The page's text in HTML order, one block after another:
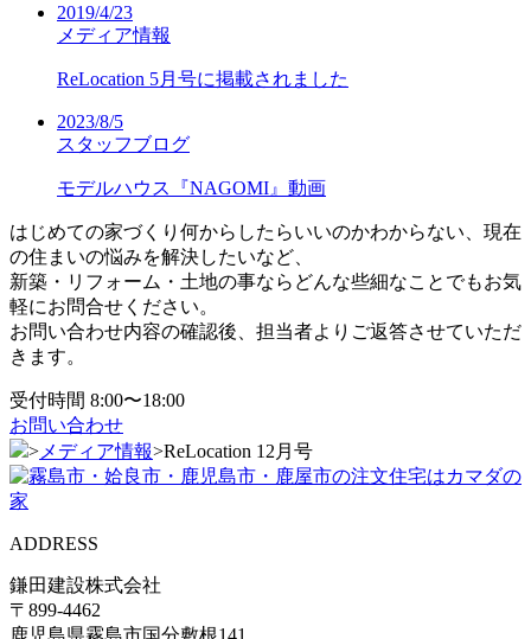
2019/4/23
メディア情報
ReLocation 5月号に掲載されました
2023/8/5
スタッフブログ
モデルハウス『NAGOMI』動画
はじめての家づくり何からしたらいいのかわからない、現在
の住まいの悩みを解決したいなど、
新築・リフォーム・土地の事ならどんな些細なことでもお気
軽にお問合せください。
お問い合わせ内容の確認後、担当者よりご返答させていただ
きます。
受付時間 8:00〜18:00
お問い合わせ
> メディア情報>ReLocation 12月号
ADDRESS
鎌田建設株式会社
〒899-4462
鹿児島県霧島市国分敷根141